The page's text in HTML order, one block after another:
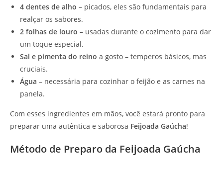
4 dentes de alho – picados, eles são fundamentais para
realçar os sabores.
2 folhas de louro – usadas durante o cozimento para dar
um toque especial.
Sal e pimenta do reino a gosto – temperos básicos, mas
cruciais.
Água – necessária para cozinhar o feijão e as carnes na
panela.
Com esses ingredientes em mãos, você estará pronto para
preparar uma autêntica e saborosa Feijoada Gaúcha!
Método de Preparo da Feijoada Gaúcha